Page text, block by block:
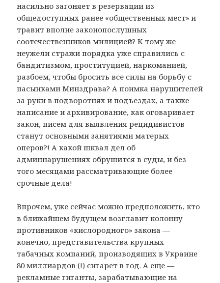
насильно загоняет в резервации из
общедоступных ранее «общественных мест» и
травит вполне законопослушных
соотечественников милицией? К тому же
неужели стражи порядка уже справились с
бандитизмом, проституцией, наркоманией,
разбоем, чтобы бросить все силы на борьбу с
пасынками Минздрава? А поимка нарушителей
за руки в подворотнях и подъездах, а также
написание и архивирование, как оговаривает
закон, писем для выявления рецидивистов
станут основными занятиями матерых
оперов?! А какой шквал дел об
админнарушениях обрушится в суды, и без
того месяцами рассматривающие более
срочные дела!
Впрочем, уже сейчас можно предположить, кто
в ближайшем будущем возглавит колонну
противников «кислородного» закона —
конечно, представительства крупных
табачных компаний, производящих в Украине
80 миллиардов (!) сигарет в год. А еще —
рекламные гиганты, зарабатывающие на